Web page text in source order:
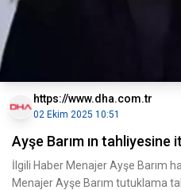
https://www.dha.com.tr
02 Ekim 2025 10:51
Ayşe Barım ın tahliyesine
İlgili Haber Menajer Ayşe Barım hakkında tahliye kararı İlgili Haber
Menajer Ayşe Barım tutuklama